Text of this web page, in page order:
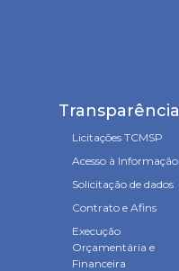
Transparência
Licitações TCMSP
Acesso à Informação
Solicitação de dados
Contrato e Afins
Execução
Orçamentária e
Financeira